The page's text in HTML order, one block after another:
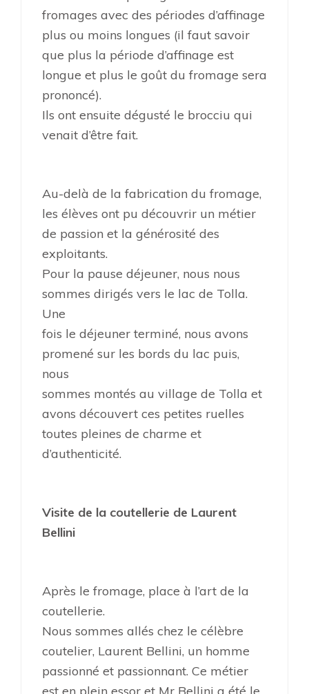
fromages avec des périodes d’affinage
plus ou moins longues (il faut savoir
que plus la période d’affinage est
longue et plus le goût du fromage sera
prononcé).
Ils ont ensuite dégusté le brocciu qui
venait d’être fait.
Au-delà de la fabrication du fromage,
les élèves ont pu découvrir un métier
de passion et la générosité des
exploitants.
Pour la pause déjeuner, nous nous
sommes dirigés vers le lac de Tolla.
Une
fois le déjeuner terminé, nous avons
promené sur les bords du lac puis,
nous
sommes montés au village de Tolla et
avons découvert ces petites ruelles
toutes pleines de charme et
d’authenticité.
Visite de la coutellerie de Laurent
Bellini
Après le fromage, place à l’art de la
coutellerie.
Nous sommes allés chez le célèbre
coutelier, Laurent Bellini, un homme
passionné et passionnant. Ce métier